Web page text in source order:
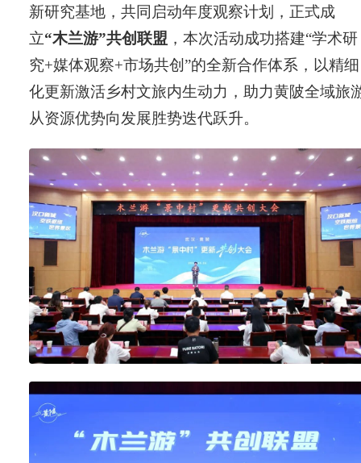
新研究基地，共同启动年度观察计划，正式成
立“木兰游”共创联盟 ，本次活动成功搭建“学术研
究+媒体观察+市场共创”的全新合作体系，以精细
化更新激活乡村文旅内生动力，助力黄陂全域旅
从资源优势向发展胜势迭代跃升。